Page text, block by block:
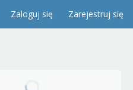
Zaloguj się Zarejestruj się